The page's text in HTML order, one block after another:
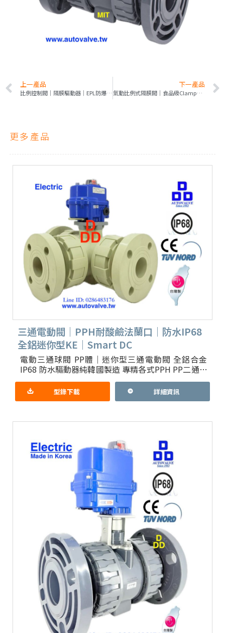
上一產品
比例控制閥｜隔膜驅動器｜EPL防爆定位器專業台灣TS標章｜4~20mA
下一產品
氣動比例式隔膜閥｜食品級Clamp｜Smart Hart 耐壓防爆｜全不銹鋼316L
更多產品
三通電動閥｜PPH耐酸鹼法蘭口｜防水IP68
全鋁迷你型KE｜Smart DC
電動三通球閥 PP體｜迷你型三通電動閥 全鋁合金
IP68 防水驅動器純韓國製造 專精各式PPH PP二通三
通球閥 手動｜電動｜氣動｜開關三通切換型｜比例
智慧控
型錄下載 詳細資訊